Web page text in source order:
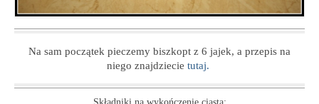
Na sam początek pieczemy biszkopt z 6 jajek, a przepis na
niego znajdziecie tutaj.